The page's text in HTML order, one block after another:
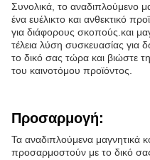
Συνολικά, το αναδιπλούμενο
ένα ευέλικτο και ανθεκτικό
για διάφορους σκοπούς.και
τέλεια λύση συσκευασίας για
το δικό σας τώρα και βιώστε
του καινοτόμου προϊόντος.
Προσαρμογή:
Τα αναδιπλούμενα μαγνητικά
προσαρμοστούν με το δικό